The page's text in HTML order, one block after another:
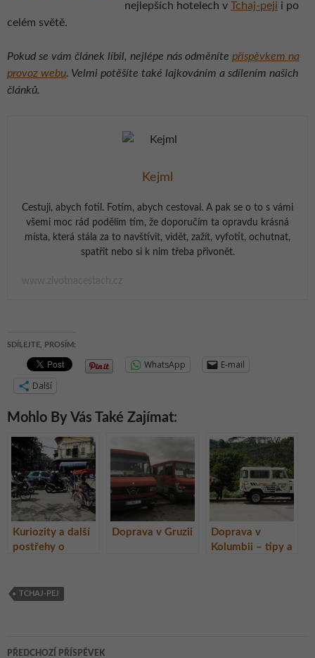
nejlepších hotelech v Tchaj-peji i po
celém světě.
Pokud se vám článek líbil, nejlépe nás odměníte příspěvkem na
provoz webu. Velmi potěšíte také lajkováním a sdílením našich
článků.
Kejml
Cestuji, abych fotil. Fotím, abych cestoval. A pak se o to s vámi
všemi moc rád podělím tím, že doporučím ta opravdu krásná
místa, která stála za to navštívit, vidět, zažít, vyfotit, ochutnat,
spatřit nebo si k nim třeba přivonět.
SDÍLEJTE, PROSÍM:
WhatsApp
E-mail
Další
Mohlo By Vás Také Zajímat:
Kuriozity a další
postřehy o
Doprava v Gruzii
Doprava v
Kolumbii – tipy a
TCHAJ-PEJ
Navigace
PŘEDCHOZÍ PŘÍSPĚVEK